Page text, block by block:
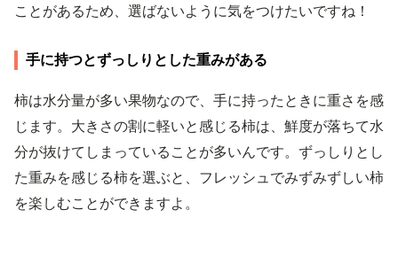
ことがあるため、選ばないように気をつけたいですね！
手に持つとずっしりとした重みがある
柿は水分量が多い果物なので、手に持ったときに重さを感
じます。大きさの割に軽いと感じる柿は、鮮度が落ちて水
分が抜けてしまっていることが多いんです。ずっしりとし
た重みを感じる柿を選ぶと、フレッシュでみずみずしい柿
を楽しむことができますよ。